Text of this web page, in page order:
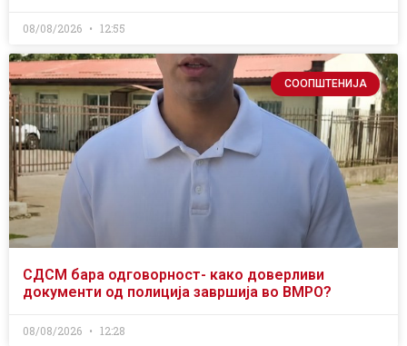
08/08/2026 12:55
СООПШТЕНИЈА
СДСМ бара одговорност- како доверливи
документи од полиција завршија во ВМРО?
08/08/2026 12:28